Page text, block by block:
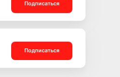
Подписаться
Подписаться